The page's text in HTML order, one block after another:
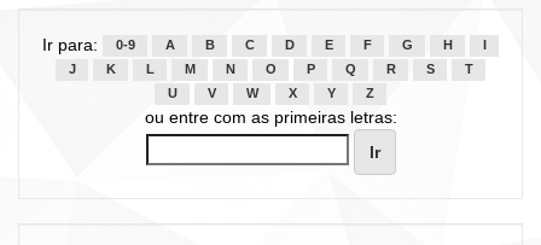
Ir para: 0-9 A B C D E F G H
J
K L M N O P Q R S
T
U
V W X Y Z
ou entre com as primeiras letras: